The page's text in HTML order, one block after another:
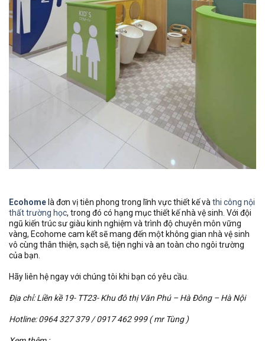
Ecohomelà đơn vị tiên phong trong lĩnh vực thiết kế và thi công nội
thất trường học, trong đó có hạng mục thiết kế nhà vệ sinh. Với đội
ngũ kiến trúc sư giàu kinh nghiệm và trình độ chuyên môn vững
vàng, Ecohome cam kết sẽ mang đến một không gian nhà vệ sinh
vô cùng thân thiện, sạch sẽ, tiện nghi và an toàn cho ngôi trường
của bạn.
Hãy liên hệ ngay với chúng tôi khi bạn có yêu cầu.
Địa chỉ: Liền kề 19- TT23- Khu đô thị Văn Phú – Hà Đông – Hà Nội
Hotline: 0964 327 379 / 0917 462 999 ( mr Tùng )